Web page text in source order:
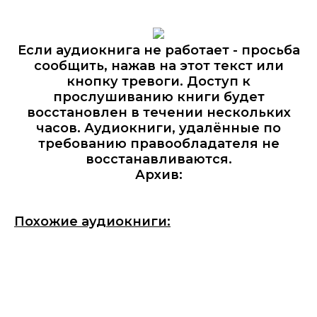
Если аудиокнига не работает - просьба
сообщить, нажав на этот текст или
кнопку тревоги. Доступ к
прослушиванию книги будет
восстановлен в течении нескольких
часов. Аудиокниги, удалённые по
требованию правообладателя не
восстанавливаются.
Архив:
Похожие аудиокниги: